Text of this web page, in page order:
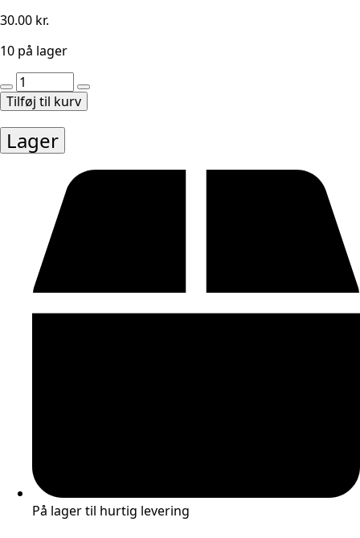
30.00 kr.
10 på lager
Perlemor
vedhæng
black
lip
1stk
Tilføj til kurv
Lager
På lager til hurtig levering